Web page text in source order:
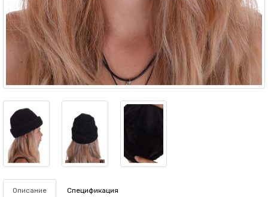
Описание Спецификация